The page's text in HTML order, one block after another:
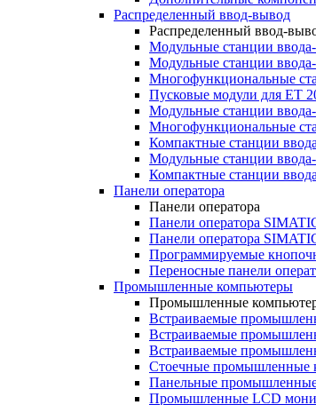
Распределенный ввод-вывод
Распределенный ввод-
Модульные станции
Модульные станции
Многофункциональные
Пусковые модули для ET
Модульные станции
Многофункциональные
Компактные станции
Модульные станции
Компактные станции
Панели оператора
Панели оператора
Панели оператора
Панели оператора
Программируемые
Переносные панели
Промышленные компьютеры
Промышленные
Встраиваемые
Встраиваемые
Встраиваемые
Стоечные промышленные
Панельные
Промышленные LCD